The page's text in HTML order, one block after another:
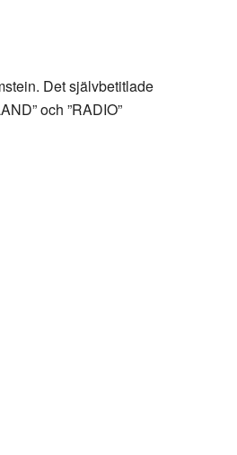
Det självbetitlade
och ”RADIO”